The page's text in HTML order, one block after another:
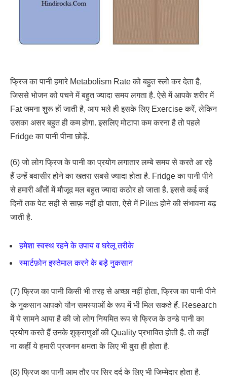
फ्रिज का पानी हमारे Metabolism Rate को बहुत स्लो कर देता है,
जिससे भोजन को पचने में बहुत ज्यादा समय लगता है. ऐसे में आपके शरीर में
Fat जमना शुरू हों जाती है, आप भले ही इसके लिए Exercise करें, लेकिन
उसका असर बहुत ही कम होगा. इसलिए मोटापा कम करना है तो पहले
Fridge का पानी पीना छोड़ें.
(6) जो लोग फ्रिज के पानी का प्रयोग लगातार लम्बे समय से करते आ रहे
हैं उन्हें बवासीर होने का खतरा सबसे ज्यादा होता है. Fridge का पानी पीने
से हमारी आँतों में मौजूद मल बहुत ज्यादा कठोर हो जाता है. इससे कई कई
दिनों तक पेट सही से साफ़ नहीं हो पाता, ऐसे में Piles होने की संभावना बढ़
जाती है.
हमेशा स्वस्थ रहने के उपाय व घरेलू तरीके
स्मार्टफ़ोन इस्तेमाल करने के बड़े नुकसान
(7) फ्रिज का पानी किसी भी तरह से अच्छा नहीं होता, फ्रिज का पानी पीने
के नुकसान आपको यौन समस्याओं के रूप में भी मिल सकते हैं. Research
में ये सामने आया है की जो लोग नियमित रूप से फ्रिज के ठन्डे पानी का
प्रयोग करते हैं उनके शुक्राणुओं की Quality प्रभावित होती है. तो कहीं
ना कहीं ये हमारी प्रजनन क्षमता के लिए भी बुरा ही होता है.
(8) फ्रिज का पानी आम तौर पर सिर दर्द के लिए भी जिम्मेदार होता है.